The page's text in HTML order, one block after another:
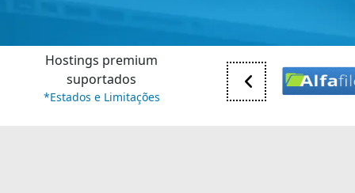
Hostings premium
suportados
*Estados e Limitações